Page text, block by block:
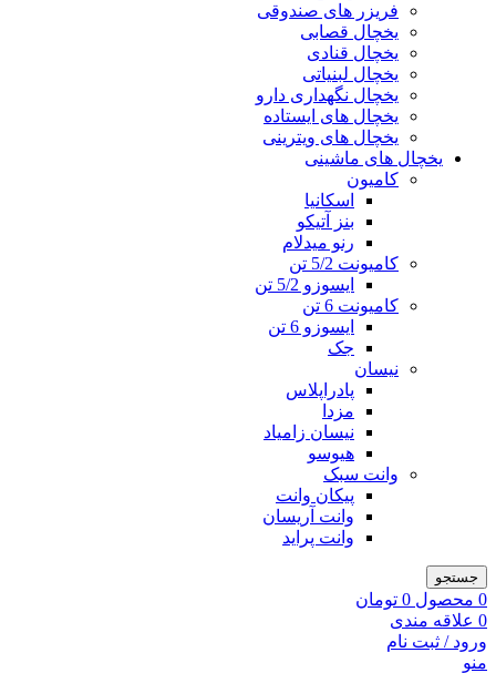
فریزر های صندوقی
یخچال قصابی
یخچال قنادی
یخچال لبنیاتی
یخچال نگهداری دارو
یخچال های ایستاده
یخچال های ویترینی
یخچال های ماشینی
کامیون
اسکانیا
بنز آتیکو
رنو میدلام
کامیونت 5/2 تن
ایسوزو 5/2 تن
کامیونت 6 تن
ایسوزو 6 تن
جک
نیسان
پادراپلاس
مزدا
نیسان زامیاد
هیوسو
وانت سبک
پیکان وانت
وانت آریسان
وانت پراید
جستجو
0 محصول 0 تومان
0 علاقه مندی
ورود / ثبت نام
منو